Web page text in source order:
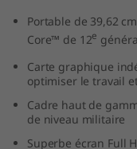
Portable de 39,62
Core™ de 12e
Carte graphique
optimiser le travail
Cadre haut de
de niveau militaire
Superbe écran Full